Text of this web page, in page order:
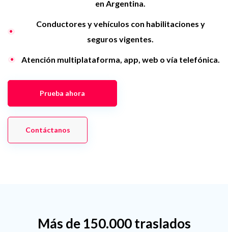
en Argentina.
Conductores y vehículos con habilitaciones y
seguros vigentes.
Atención multiplataforma, app, web o vía telefónica.
Prueba ahora
Contáctanos
Más de 150.000 traslados